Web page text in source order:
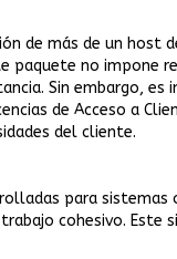
de más de un host
no impone
Sin embargo,
de Acceso a
del cliente.
para sistemas
cohesivo. Este